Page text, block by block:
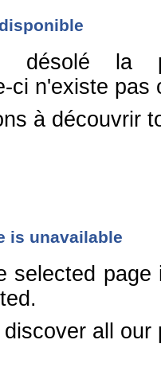
désolé la
ci n'existe pas
à découvrir
is unavailable
selected
all